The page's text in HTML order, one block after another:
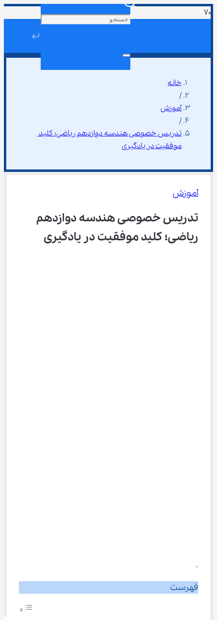
↵
خانه
/
آموزش
/
تدریس خصوصی هندسه دوازدهم ریاضی؛ کلید
موفقیت در یادگیری
آموزش
تدریس خصوصی هندسه دوازدهم
ریاضی؛ کلید موفقیت در یادگیری
0
فهرست